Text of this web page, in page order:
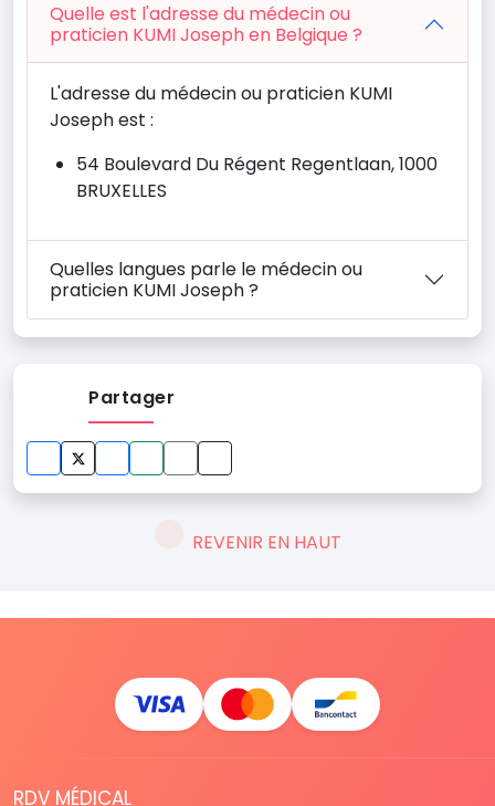
Quelle est l'adresse du médecin ou
praticien KUMI Joseph en Belgique ?
L'adresse du médecin ou praticien KUMI
Joseph est :
54 Boulevard Du Régent Regentlaan, 1000
BRUXELLES
Quelles langues parle le médecin ou
praticien KUMI Joseph ?
Partager
REVENIR EN HAUT
RDV MÉDICAL